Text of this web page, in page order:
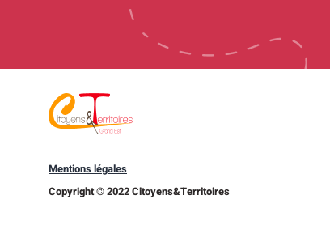
Mentions légales
Copyright © 2022 Citoyens&Territoires